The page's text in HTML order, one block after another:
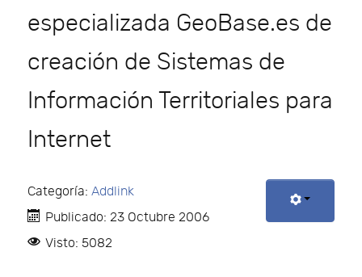
especializada GeoBase.es de
creación de Sistemas de
Información Territoriales para
Internet
Categoría: Addlink
Publicado: 23 Octubre 2006
Visto: 5082